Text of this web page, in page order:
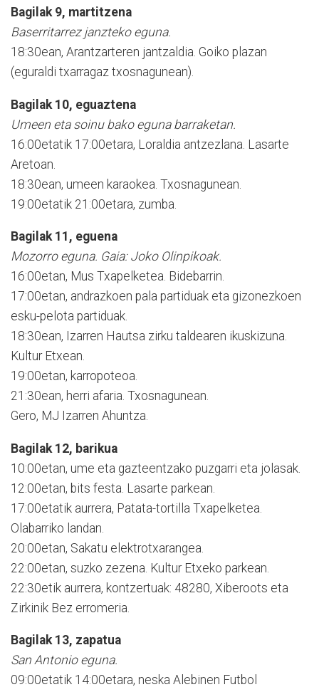
Bagilak 9, martitzena
Baserritarrez janzteko eguna.
18:30ean, Arantzarteren jantzaldia. Goiko plazan
(eguraldi txarragaz txosnagunean).
Bagilak 10, eguaztena
Umeen eta soinu bako eguna barraketan.
16:00etatik 17:00etara, Loraldia antzezlana. Lasarte
Aretoan.
18:30ean, umeen karaokea. Txosnagunean.
19:00etatik 21:00etara, zumba.
Bagilak 11, eguena
Mozorro eguna. Gaia: Joko Olinpikoak.
16:00etan, Mus Txapelketea. Bidebarrin.
17:00etan, andrazkoen pala partiduak eta gizonezkoen
esku-pelota partiduak.
18:30ean, Izarren Hautsa zirku taldearen ikuskizuna.
Kultur Etxean.
19:00etan, karropoteoa.
21:30ean, herri afaria. Txosnagunean.
Gero, MJ Izarren Ahuntza.
Bagilak 12, barikua
10:00etan, ume eta gazteentzako puzgarri eta jolasak.
12:00etan, bits festa. Lasarte parkean.
17:00etatik aurrera, Patata-tortilla Txapelketea.
Olabarriko landan.
20:00etan, Sakatu elektrotxarangea.
22:00etan, suzko zezena. Kultur Etxeko parkean.
22:30etik aurrera, kontzertuak: 48280, Xiberoots eta
Zirkinik Bez erromeria.
Bagilak 13, zapatua
San Antonio eguna.
09:00etatik 14:00etara, neska Alebinen Futbol